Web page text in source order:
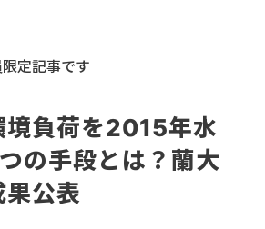
定記事です
境負荷を2015年水
の手段とは？蘭大
公表